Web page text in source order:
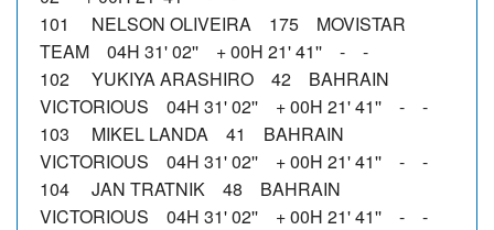
101 NELSON OLIVEIRA 175 MOVISTAR
TEAM 04H 31' 02'' + 00H 21' 41'' - -
102 YUKIYA ARASHIRO 42 BAHRAIN
VICTORIOUS 04H 31' 02'' + 00H 21' 41'' - -
103 MIKEL LANDA 41 BAHRAIN
VICTORIOUS 04H 31' 02'' + 00H 21' 41'' - -
104 JAN TRATNIK 48 BAHRAIN
VICTORIOUS 04H 31' 02'' + 00H 21' 41'' - -